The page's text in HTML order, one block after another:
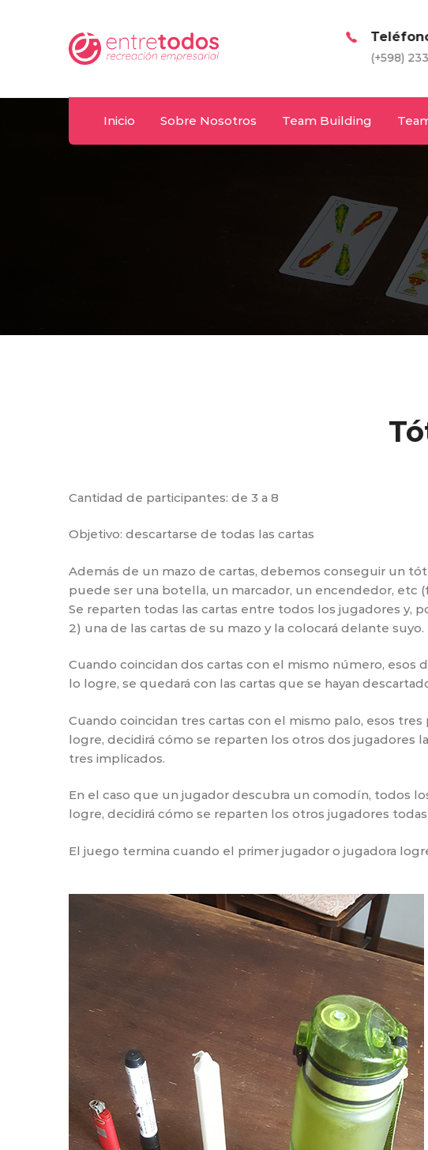
Whatsapp
092 487 198
Teléfono
(+598) 2337
Inicio Sobre Nosotros Team Building
Cantidad de participantes: de 3 a 8
Objetivo: descartarse de todas las cartas
Además de un mazo de cartas, debemos conseguir un
puede ser una botella, un marcador, un encendedor, etc
Se reparten todas las cartas entre todos los jugadores y,
2) una de las cartas de su mazo y la colocará delante suyo.
Cuando coincidan dos cartas con el mismo número,
lo logre, se quedará con las cartas que se hayan
Cuando coincidan tres cartas con el mismo palo, esos
logre, decidirá cómo se reparten los otros dos jugadores
tres implicados.
En el caso que un jugador descubra un comodín, todos
logre, decidirá cómo se reparten los otros jugadores
El juego termina cuando el primer jugador o jugadora